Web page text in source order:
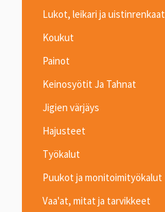
Lukot, leikari ja uistinrenkaat
Koukut
Painot
Keinosyötit Ja Tahnat
Jigien värjäys
Hajusteet
Työkalut
Puukot ja monitoimityökalut
Vaa'at, mitat ja tarvikkeet